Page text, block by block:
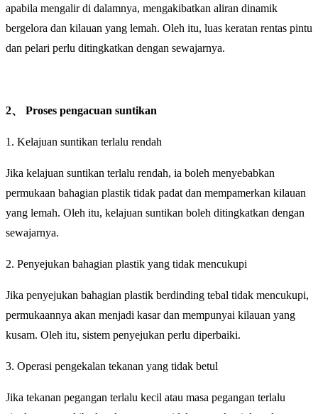
apabila mengalir di dalamnya, mengakibatkan aliran dinamik
bergelora dan kilauan yang lemah. Oleh itu, luas keratan rentas pintu
dan pelari perlu ditingkatkan dengan sewajarnya.
2、 Proses pengacuan suntikan
1. Kelajuan suntikan terlalu rendah
Jika kelajuan suntikan terlalu rendah, ia boleh menyebabkan
permukaan bahagian plastik tidak padat dan mempamerkan kilauan
yang lemah. Oleh itu, kelajuan suntikan boleh ditingkatkan dengan
sewajarnya.
2. Penyejukan bahagian plastik yang tidak mencukupi
Jika penyejukan bahagian plastik berdinding tebal tidak mencukupi,
permukaannya akan menjadi kasar dan mempunyai kilauan yang
kusam. Oleh itu, sistem penyejukan perlu diperbaiki.
3. Operasi pengekalan tekanan yang tidak betul
Jika tekanan pegangan terlalu kecil atau masa pegangan terlalu